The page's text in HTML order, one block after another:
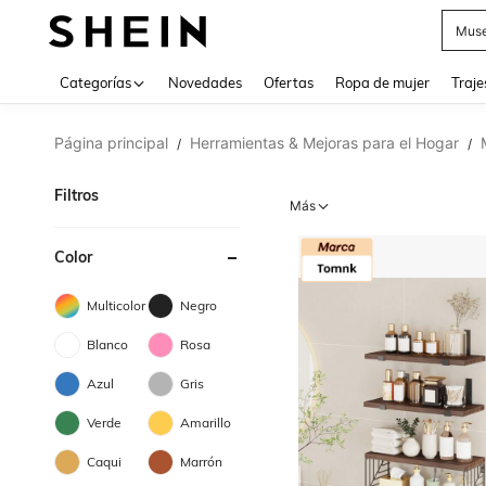
Categorías Novedades Ofertas Ropa de mujer
Página principal / Herramientas & Mejoras para el Hogar /
Filtros
Color
Multicolor Negro
Blanco Rosa
Azul Gris
Verde Amarillo
Caqui Marrón
Más